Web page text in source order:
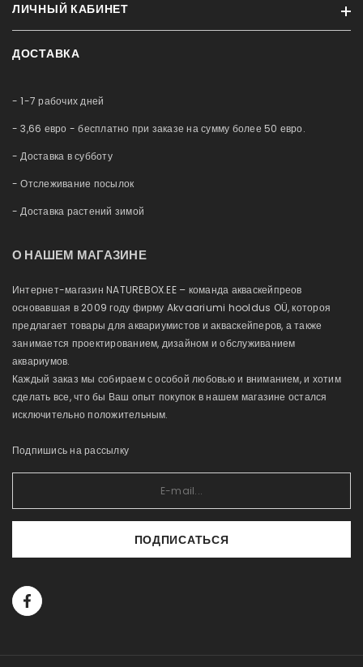
Условия
Обслуживание аквариумов
Рассрочка
Блог
Бренды
Новые продукты
ЛИЧНЫЙ КАБИНЕТ
Профиль
Приобретённые товары
Список желаний
Сравнение
ДОСТАВКА
- 1-7 рабочих дней
- 3,66 евро - бесплатно при заказе на сумму более 50 евро.
- Доставка в субботу
- Отслеживание посылок
- Доставка растений зимой
О НАШЕМ МАГАЗИНЕ
Интернет-магазин NATUREBOX.EE – команда акваскейпреов
основавшая в 2009 году фирму Akvaariumi hooldus OÜ, котороя
предлагает товары для аквариумистов и акваскейперов, а также
занимается проектированием, дизайном и обслуживанием
аквариумов.
Каждый заказ мы собираем с особой любовью и вниманием, и хотим
сделать все, что бы Ваш опыт покупок в нашем магазине остался
исключительно положительным.
Подпишись на рассылку
ПОДПИСАТЬСЯ